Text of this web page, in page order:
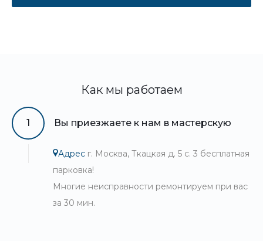
Как мы работаем
1 Вы приезжаете к нам в мастерскую
Адрес г. Москва, Ткацкая д. 5 с. 3 бесплатная
парковка!
Многие неисправности ремонтируем при вас
за 30 мин.